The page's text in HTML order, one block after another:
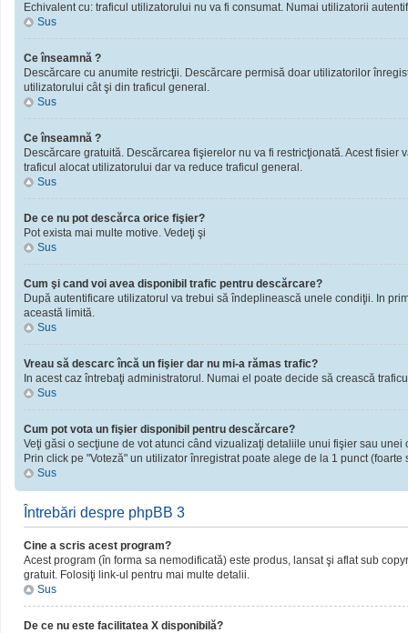
Echivalent cu: traficul utilizatorului nu va fi consumat. Numai utilizatorii
Sus
Ce înseamnă ?
Descărcare cu anumite restricţii. Descărcare permisă doar utilizatorilor
utilizatorului cât şi din traficul general.
Sus
Ce înseamnă ?
Descărcare gratuită. Descărcarea fişierelor nu va fi restricţionată. Acest
traficul alocat utilizatorului dar va reduce traficul general.
Sus
De ce nu pot descărca orice fişier?
Pot exista mai multe motive. Vedeţi şi
Sus
Cum şi cand voi avea disponibil trafic pentru descărcare?
După autentificare utilizatorul va trebui să îndeplinească unele condiţii. In
această limită.
Sus
Vreau să descarc încă un fişier dar nu mi-a rămas trafic?
In acest caz întrebaţi administratorul. Numai el poate decide să crească
Sus
Cum pot vota un fişier disponibil pentru descărcare?
Veţi găsi o secţiune de vot atunci când vizualizaţi detaliile unui fişier sau unei
Prin click pe "Voteză" un utilizator înregistrat poate alege de la 1 punct
Sus
Întrebări despre phpBB 3
Cine a scris acest program?
Acest program (în forma sa nemodificată) este produs, lansat şi aflat sub
gratuit. Folosiţi link-ul pentru mai multe detalii.
Sus
De ce nu este facilitatea X disponibilă?